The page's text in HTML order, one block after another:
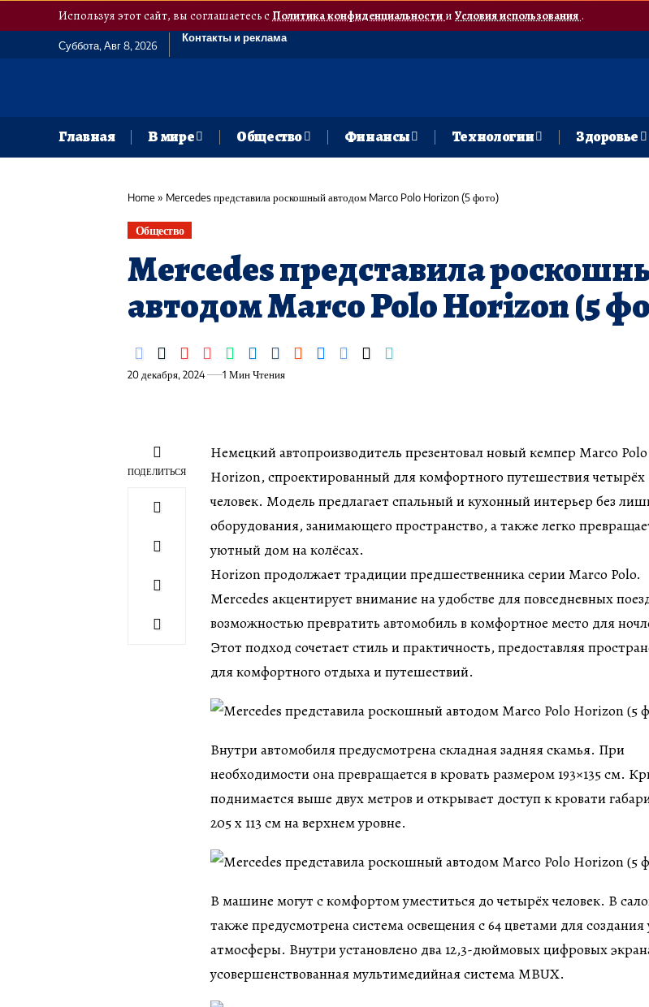
Используя этот сайт, вы соглашаетесь сПолитика конфиденциальностии Условия использования.
Суббота, Авг 8, 2026
Контакты и реклама
Главная В мире Общество Финансы Технологии Здоровье
Home» Mercedes представила роскошный автодом Marco Polo Horizon (5 фото)
Общество
Mercedes представила
автодом Marco Polo Horizon (5
20 декабря, 2024 1 Мин Чтения
ПОДЕЛИТЬСЯ
Немецкий автопроизводитель презентовал новый кемпер Marco Polo
Horizon, спроектированный для комфортного путешествия четырёх
человек. Модель предлагает спальный и кухонный интерьер без
оборудования, занимающего пространство, а также легко
уютный дом на колёсах.
Horizon продолжает традиции предшественника серии Marco Polo.
Mercedes акцентирует внимание на удобстве для повседневных
возможностью превратить автомобиль в комфортное место для
Этот подход сочетает стиль и практичность, предоставляя
для комфортного отдыха и путешествий.
Внутри автомобиля предусмотрена складная задняя скамья. При
необходимости она превращается в кровать размером 193×135 см.
поднимается выше двух метров и открывает доступ к кровати
205 x 113 см на верхнем уровне.
В машине могут с комфортом уместиться до четырёх человек. В
также предусмотрена система освещения с 64 цветами для
атмосферы. Внутри установлено два 12,3-дюймовых цифровых
усовершенствованная мультимедийная система MBUX.